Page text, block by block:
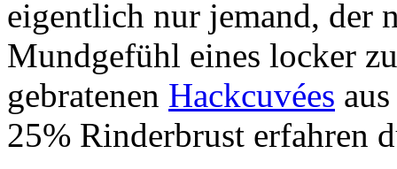
eigentlich nur jemand, der
Mundgefühl eines locker
gebratenen Hackcuvées
25% Rinderbrust erfahren